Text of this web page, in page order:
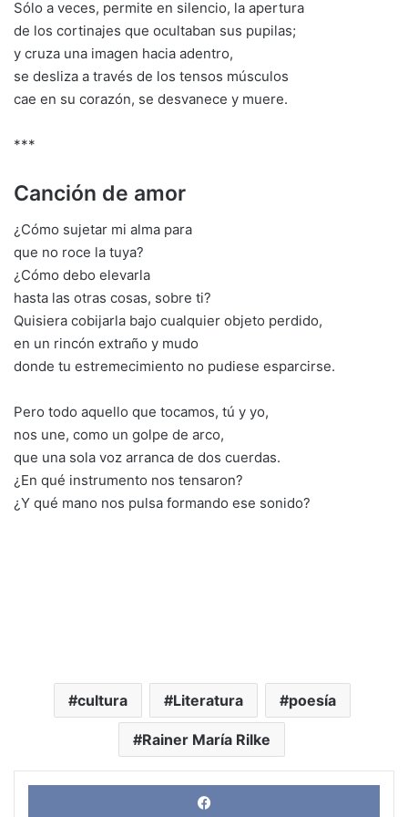
Sólo a veces, permite en silencio, la apertura
de los cortinajes que ocultaban sus pupilas;
y cruza una imagen hacia adentro,
se desliza a través de los tensos músculos
cae en su corazón, se desvanece y muere.
***
Canción de amor
¿Cómo sujetar mi alma para
que no roce la tuya?
¿Cómo debo elevarla
hasta las otras cosas, sobre ti?
Quisiera cobijarla bajo cualquier objeto perdido,
en un rincón extraño y mudo
donde tu estremecimiento no pudiese esparcirse.
Pero todo aquello que tocamos, tú y yo,
nos une, como un golpe de arco,
que una sola voz arranca de dos cuerdas.
¿En qué instrumento nos tensaron?
¿Y qué mano nos pulsa formando ese sonido?
cultura Literatura poesía
Rainer María Rilke